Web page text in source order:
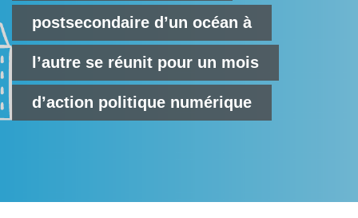
postsecondaire d’un océan à
l’autre se réunit pour un mois
d’action politique numérique